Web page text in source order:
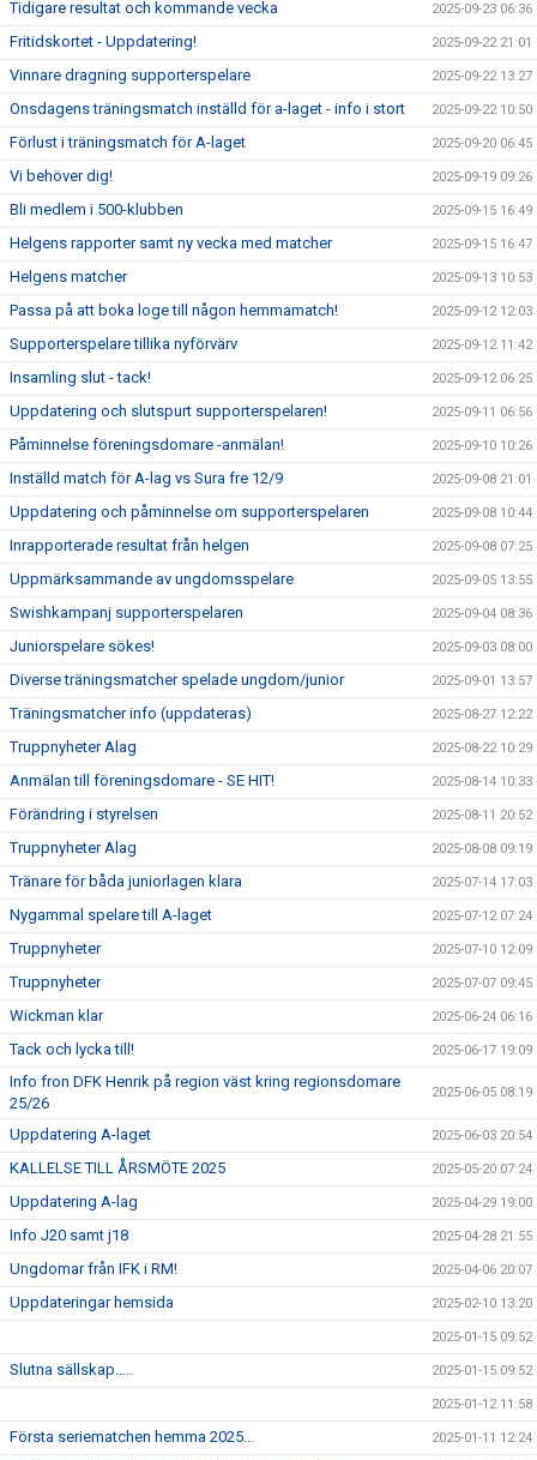
Tidigare resultat och kommande vecka 2025-09-23 06:36
Fritidskortet - Uppdatering! 2025-09-22 21:01
Vinnare dragning supporterspelare 2025-09-22 13:27
Onsdagens träningsmatch inställd för a-laget - info i stort 2025-09-22 10:50
Förlust i träningsmatch för A-laget 2025-09-20 06:45
Vi behöver dig! 2025-09-19 09:26
Bli medlem i 500-klubben 2025-09-15 16:49
Helgens rapporter samt ny vecka med matcher 2025-09-15 16:47
Helgens matcher 2025-09-13 10:53
Passa på att boka loge till någon hemmamatch! 2025-09-12 12:03
Supporterspelare tillika nyförvärv 2025-09-12 11:42
Insamling slut - tack! 2025-09-12 06:25
Uppdatering och slutspurt supporterspelaren! 2025-09-11 06:56
Påminnelse föreningsdomare -anmälan! 2025-09-10 10:26
Inställd match för A-lag vs Sura fre 12/9 2025-09-08 21:01
Uppdatering och påminnelse om supporterspelaren 2025-09-08 10:44
Inrapporterade resultat från helgen 2025-09-08 07:25
Uppmärksammande av ungdomsspelare 2025-09-05 13:55
Swishkampanj supporterspelaren 2025-09-04 08:36
Juniorspelare sökes! 2025-09-03 08:00
Diverse träningsmatcher spelade ungdom/junior 2025-09-01 13:57
Träningsmatcher info (uppdateras) 2025-08-27 12:22
Truppnyheter Alag 2025-08-22 10:29
Anmälan till föreningsdomare - SE HIT! 2025-08-14 10:33
Förändring i styrelsen 2025-08-11 20:52
Truppnyheter Alag 2025-08-08 09:19
Tränare för båda juniorlagen klara 2025-07-14 17:03
Nygammal spelare till A-laget 2025-07-12 07:24
Truppnyheter 2025-07-10 12:09
Truppnyheter 2025-07-07 09:45
Wickman klar 2025-06-24 06:16
Tack och lycka till! 2025-06-17 19:09
Info fron DFK Henrik på region väst kring regionsdomare
25/26
2025-06-05 08:19
Uppdatering A-laget 2025-06-03 20:54
KALLELSE TILL ÅRSMÖTE 2025 2025-05-20 07:24
Uppdatering A-lag 2025-04-29 19:00
Info J20 samt j18 2025-04-28 21:55
Ungdomar från IFK i RM! 2025-04-06 20:07
Uppdateringar hemsida 2025-02-10 13:20
2025-01-15 09:52
Slutna sällskap..... 2025-01-15 09:52
2025-01-12 11:58
Första seriematchen hemma 2025... 2025-01-11 12:24